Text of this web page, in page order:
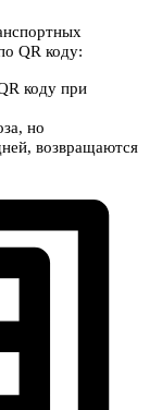
QR коду:
коду при
но
возвращаются